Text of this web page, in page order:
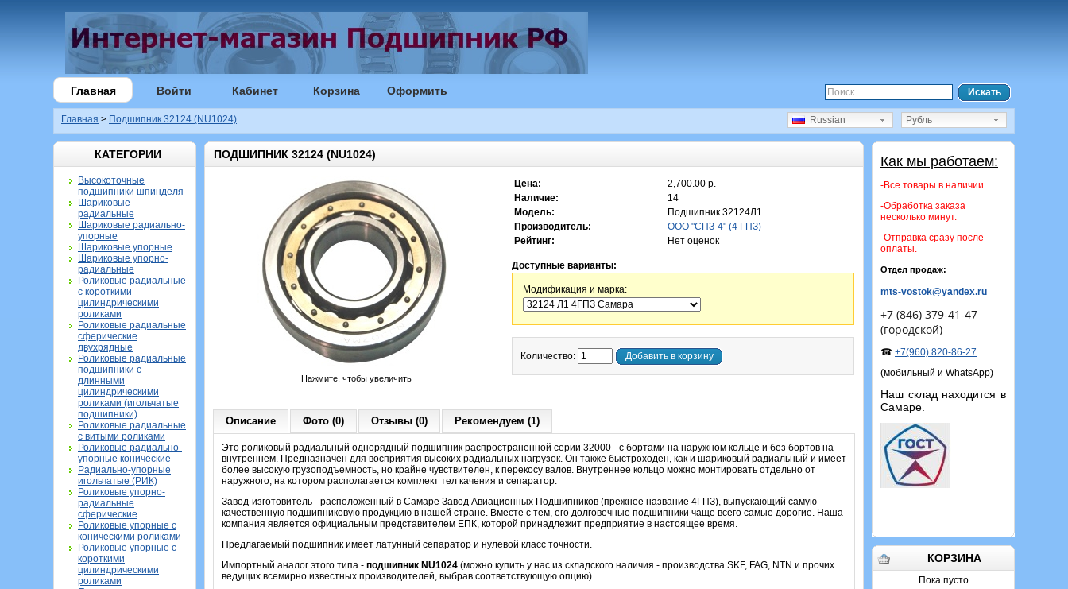
Главная Войти Кабинет Корзина Оформить Искать
Главная > Подшипник 32124 (NU1024) Рубль
Russian
КАТЕГОРИИ
Высокоточные
подшипники шпинделя
Шариковые
радиальные
Шариковые радиально-
упорные
Шариковые упорные
Шариковые упорно-
радиальные
Роликовые радиальные
с короткими
цилиндрическими
роликами
Роликовые радиальные
сферические
двухрядные
Роликовые радиальные
подшипники с
длинными
цилиндрическими
роликами (игольчатые
подшипники)
Роликовые радиальные
с витыми роликами
Роликовые радиально-
упорные конические
Радиально-упорные
игольчатые (РИК)
Роликовые упорно-
радиальные
сферические
Роликовые упорные с
коническими роликами
Роликовые упорные с
короткими
цилиндрическими
роликами
Как мы работаем:
-Все товары в наличии.
-Обработка заказа
несколько минут.
-Отправка сразу после
оплаты.
Отдел продаж:
mts-vostok@yandex.ru
+7 (846) 379-41-47
(городской)
☎ +7(960) 820-86-27
(мобильный и WhatsApp)
Наш склад находится в
Самаре.
КОРЗИНА
Пока пусто
ПОДШИПНИК 32124 (NU1024)
Нажмите, чтобы увеличить
Цена:
2,700.00 р.
Наличие:
14
Модель:
Подшипник 32124Л1
Производитель:
ООО "СПЗ-4" (4 ГПЗ)
Рейтинг:
Нет оценок
Доступные варианты:
Модификация и марка:
Количество: Добавить в корзину
Описание Фото (0) Отзывы (0) Рекомендуем (1)
Это роликовый радиальный однорядный подшипник распространенной серии 32000 - с бортами на наружном кольце и без бортов на
внутреннем. Предназначен для восприятия высоких радиальных нагрузок. Он также быстроходен, как и шариковый радиальный и имеет
более высокую грузоподъемность, но крайне чувствителен, к перекосу валов. Внутреннее кольцо можно монтировать отдельно от
наружного, на котором располагается комплект тел качения и сепаратор.
Завод-изготовитель - расположенный в Самаре Завод Авиационных Подшипников (прежнее название 4ГПЗ), выпускающий самую
качественную подшипниковую продукцию в нашей стране. Вместе с тем, его долговечные подшипники чаще всего самые дорогие. Наша
компания является официальным представителем ЕПК, которой принадлежит предприятие в настоящее время.
Предлагаемый подшипник имеет латунный сепаратор и нулевой класс точности.
Импортный аналог этого типа - подшипник NU1024 (можно купить у нас из складского наличия - производства SKF, FAG, NTN и прочих
ведущих всемирно известных производителей, выбрав соответствующую опцию).